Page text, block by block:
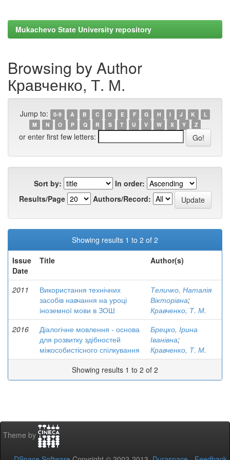
Mukachevo State University repository
Browsing by Author
Кравченко, Т. М.
Jump to: 0-9 A B C D E F G H I J K
L
M
N O P Q R S T U V W X Y Z
or enter first few letters:
Sort by:
In order:
Results/Page
Authors/Record:
Showing results 1 to 2 of 2
Issue
Date
Title Author(s)
2011
Використання технічних
засобів навчання на уроці
іноземної мови в ЗОШ
Теличко, Наталія
Вікторівна;
Кравченко, Т. М.
2016
Діалогічне мовлення - основа
для розвитку здібностей
міжособистісного спілкування
Брецко, Ірина
Іванівна;
Кравченко, Т. М.
Showing results 1 to 2 of 2
Theme by